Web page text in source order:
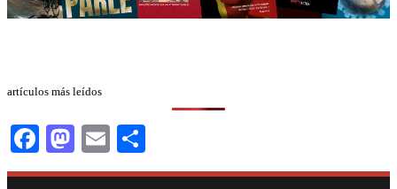
artículos más leídos
Facebook
Mastodon
Email